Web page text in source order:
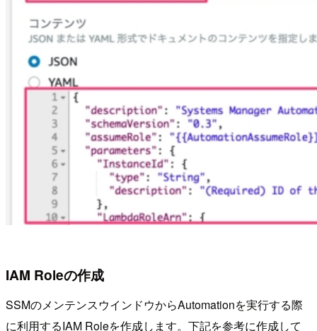
IAM Roleの作成
SSMのメンテンスウインドウからAutomationを実行する際
に利用するIAM Roleを作成します。下記を参考に作成して